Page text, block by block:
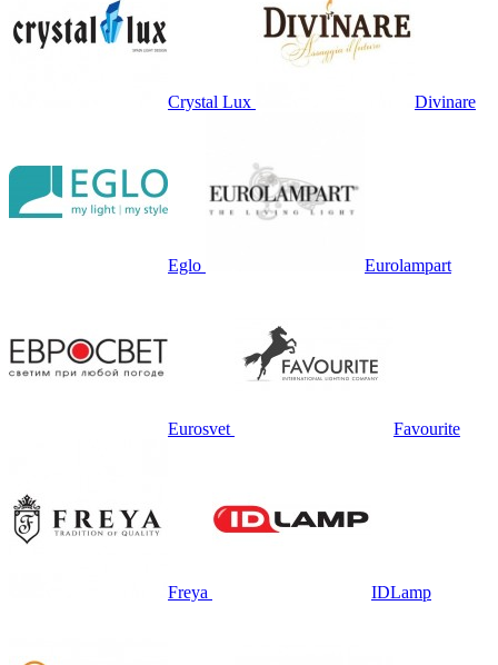
Crystal Lux Divinare
Eglo Eurolampart
Eurosvet Favourite
Freya IDLamp